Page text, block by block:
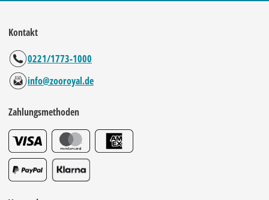
Kontakt
0221/1773-1000
info@zooroyal.de
Zahlungsmethoden